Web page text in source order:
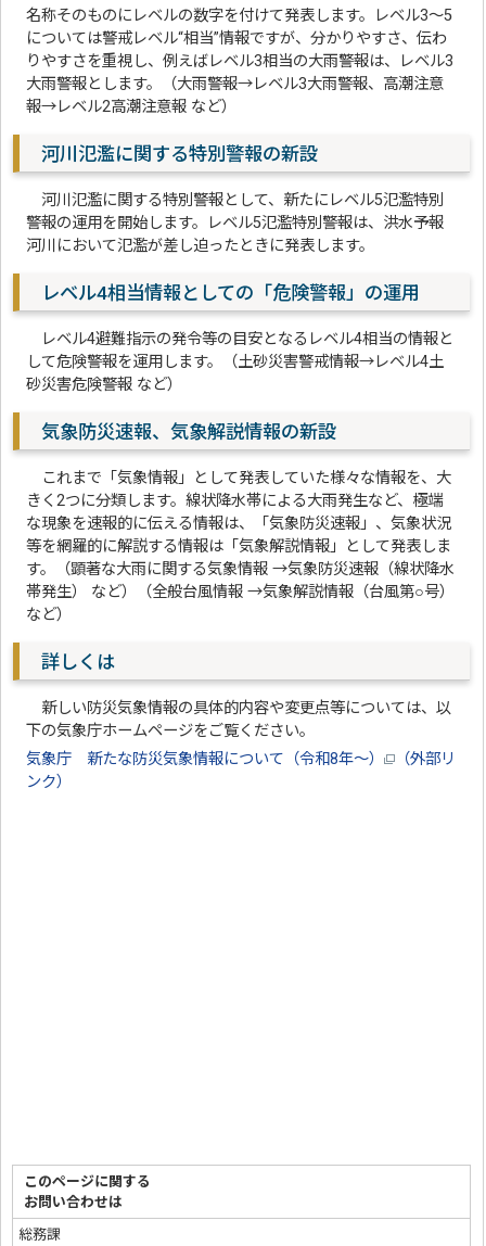
名称そのものにレベルの数字を付けて発表します。レベル3～5
については警戒レベル“相当”情報ですが、分かりやすさ、伝わ
りやすさを重視し、例えばレベル3相当の大雨警報は、レベル3
大雨警報とします。（大雨警報→レベル3大雨警報、高潮注意
報→レベル2高潮注意報 など）
河川氾濫に関する特別警報の新設
河川氾濫に関する特別警報として、新たにレベル5氾濫特別
警報の運用を開始します。レベル5氾濫特別警報は、洪水予報
河川において氾濫が差し迫ったときに発表します。
レベル4相当情報としての「危険警報」の運用
レベル4避難指示の発令等の目安となるレベル4相当の情報と
して危険警報を運用します。（土砂災害警戒情報→レベル4土
砂災害危険警報 など）
気象防災速報、気象解説情報の新設
これまで「気象情報」として発表していた様々な情報を、大
きく2つに分類します。線状降水帯による大雨発生など、極端
な現象を速報的に伝える情報は、「気象防災速報」、気象状況
等を網羅的に解説する情報は「気象解説情報」として発表しま
す。（顕著な大雨に関する気象情報 →気象防災速報（線状降水
帯発生） など）（全般台風情報 →気象解説情報（台風第○号）
など）
詳しくは
新しい防災気象情報の具体的内容や変更点等については、以
下の気象庁ホームページをご覧ください。
気象庁 新たな防災気象情報について（令和8年～）
（外部リ
ンク）
このページに関する
お問い合わせは
総務課